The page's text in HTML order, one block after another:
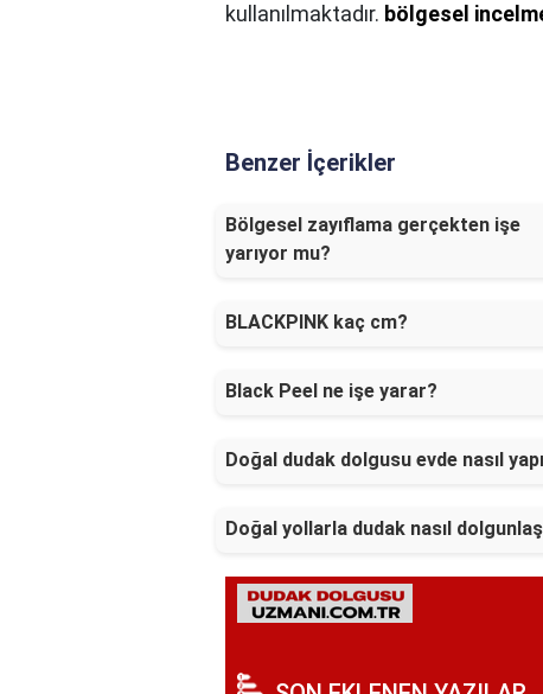
kullanılmaktadır. bölgesel
Benzer İçerikler
Bölgesel zayıflama gerçekten işe
yarıyor mu?
BLACKPINK kaç cm?
Black Peel ne işe yarar?
Doğal dudak dolgusu evde nasıl
Doğal yollarla dudak nasıl